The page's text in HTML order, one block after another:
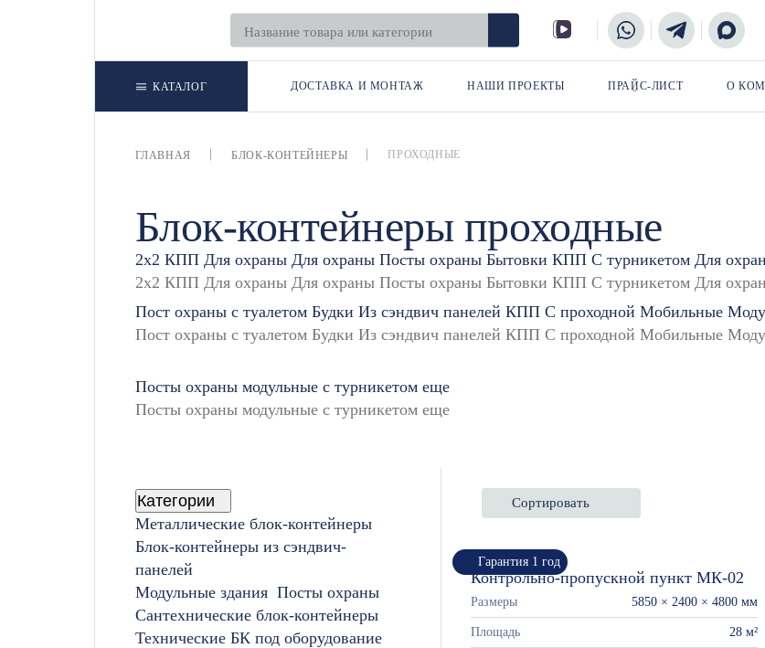
КАТАЛОГ ДОСТАВКА И МОНТАЖ НАШИ ПРОЕКТЫ ПРАЙС-ЛИСТ О
ГЛАВНАЯ БЛОК-КОНТЕЙНЕРЫ ПРОХОДНЫЕ
Блок-контейнеры проходные
2х2 КПП Для охраны Для охраны Посты охраны Бытовки КПП С турникетом Для
Пост охраны с туалетом Будки Из сэндвич панелей КПП С проходной Мобильные
Посты охраны модульные с турникетом еще
Категории
Металлические блок-контейнеры
Блок-контейнеры из сэндвич-
панелей
Модульные здания Посты охраны
Сантехнические блок-контейнеры
Технические БК под оборудование
Сортировать
Гарантия 1 год
Контрольно-пропускной пункт МК-02
Размеры 5850 × 2400 × 4800 мм
Площадь 28 м²